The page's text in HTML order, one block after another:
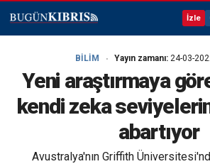
İzle
BİLİM Yayın zamanı: 24-03-
Yeni araştırmaya
kendi zeka
abartıyor
Avustralya'nın Griffith